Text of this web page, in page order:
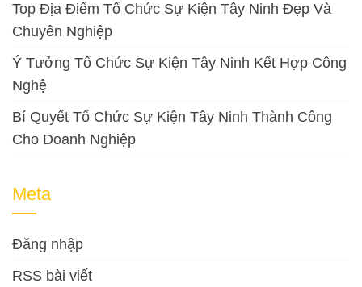
Top Địa Điểm Tổ Chức Sự Kiện Tây Ninh Đẹp Và
Chuyên Nghiệp
Ý Tưởng Tổ Chức Sự Kiện Tây Ninh Kết Hợp Công
Nghệ
Bí Quyết Tổ Chức Sự Kiện Tây Ninh Thành Công
Cho Doanh Nghiệp
Meta
Đăng nhập
RSS bài viết